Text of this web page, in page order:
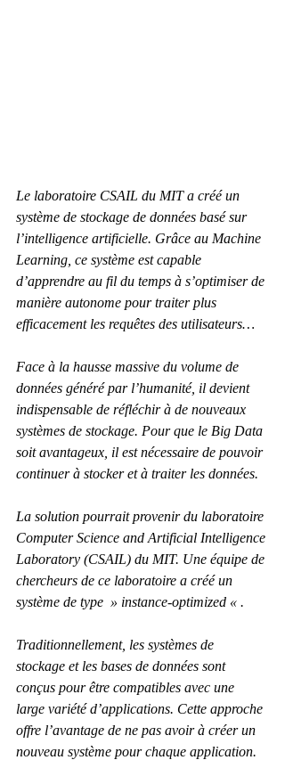
Le laboratoire CSAIL du MIT a créé un
système de stockage de données basé sur
l’intelligence artificielle. Grâce au Machine
Learning, ce système est capable
d’apprendre au fil du temps à s’optimiser de
manière autonome pour traiter plus
efficacement les requêtes des utilisateurs…
Face à la hausse massive du volume de
données généré par l’humanité, il devient
indispensable de réfléchir à de nouveaux
systèmes de stockage. Pour que le Big Data
soit avantageux, il est nécessaire de pouvoir
continuer à stocker et à traiter les données.
La solution pourrait provenir du laboratoire
Computer Science and Artificial Intelligence
Laboratory (CSAIL) du MIT. Une équipe de
chercheurs de ce laboratoire a créé un
système de type  » instance-optimized « .
Traditionnellement, les systèmes de
stockage et les bases de données sont
conçus pour être compatibles avec une
large variété d’applications. Cette approche
offre l’avantage de ne pas avoir à créer un
nouveau système pour chaque application.